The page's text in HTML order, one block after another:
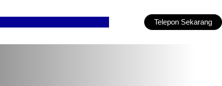
Telepon Sekarang